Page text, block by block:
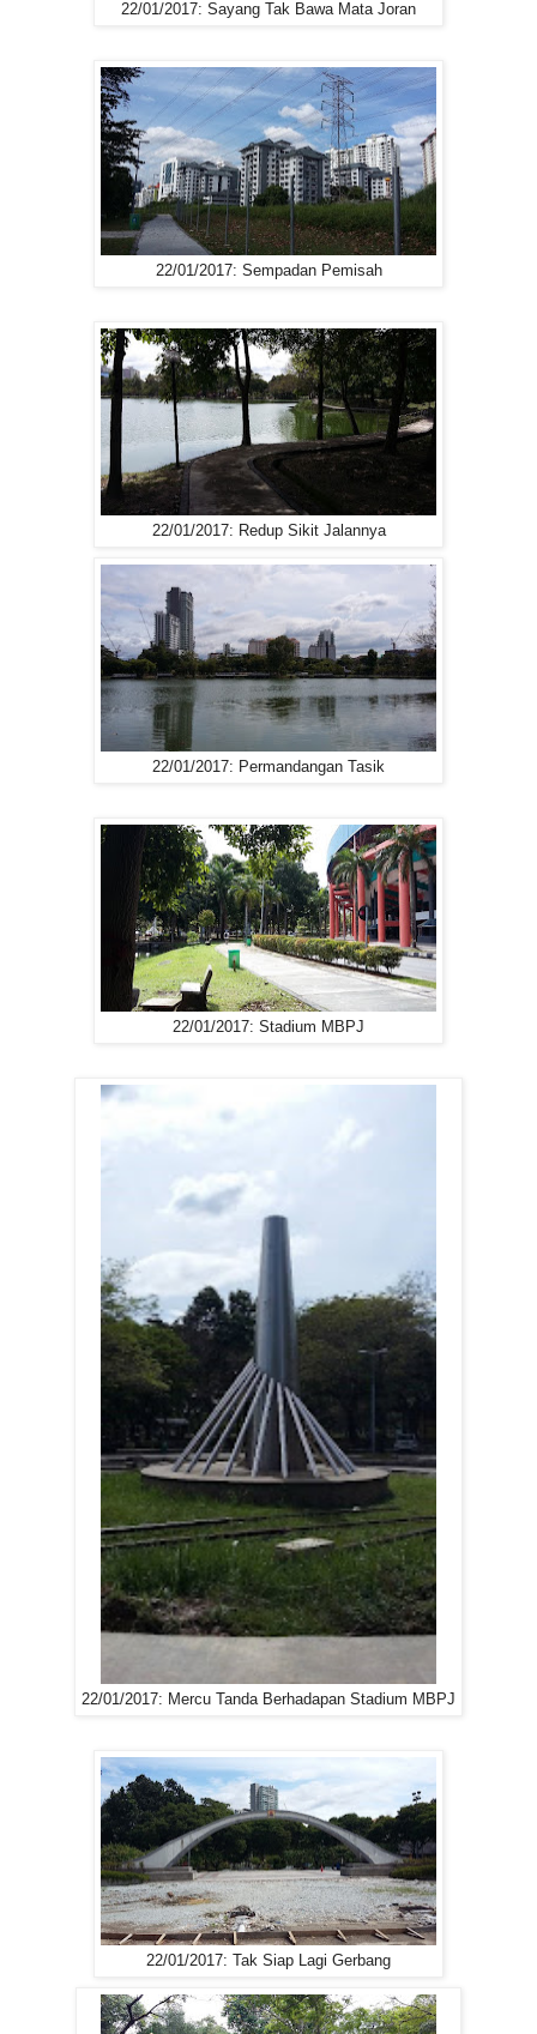
22/01/2017: Sayang Tak Bawa Mata Joran
22/01/2017: Sempadan Pemisah
22/01/2017: Redup Sikit Jalannya
22/01/2017: Permandangan Tasik
22/01/2017: Stadium MBPJ
22/01/2017: Mercu Tanda Berhadapan Stadium MBPJ
22/01/2017: Tak Siap Lagi Gerbang